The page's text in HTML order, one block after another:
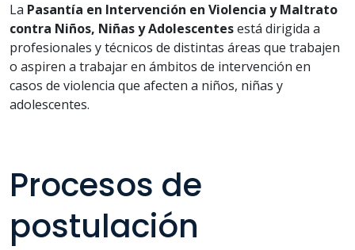
La Pasantía en Intervención en Violencia y Maltrato
contra Niños, Niñas y Adolescentesestá dirigida a
profesionales y técnicos de distintas áreas que trabajen
o aspiren a trabajar en ámbitos de intervención en
casos de violencia que afecten a niños, niñas y
adolescentes.
Procesos de
postulación